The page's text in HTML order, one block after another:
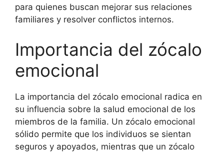
para quienes buscan mejorar sus relaciones
familiares y resolver conflictos internos.
Importancia del zócalo
emocional
La importancia del zócalo emocional radica en
su influencia sobre la salud emocional de los
miembros de la familia. Un zócalo emocional
sólido permite que los individuos se sientan
seguros y apoyados, mientras que un zócalo